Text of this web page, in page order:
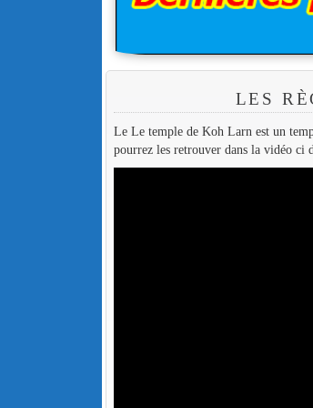
LES
Le Le temple de Koh Larn est un
pourrez les retrouver dans la vidéo ci